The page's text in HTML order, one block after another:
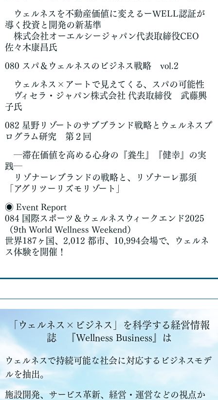
ウェルネスを不動産価値に変えるーWELL認証が
導く投資と開発の新基準
株式会社オーエルシージャパン代表取締役CEO
佐々木康昌氏
080 スパ＆ウェルネスのビジネス戦略 vol.2
ウェルネス×アートで見えてくる、スパの可能性
ヴィセラ・ジャパン株式会社 代表取締役 武藤興
子氏
082 星野リゾートのサブブランド戦略とウェルネスプ
ログラム研究 第２回
―滞在価値を高める心身の『養生』『健幸』の実
践―
リゾナーレブランドの戦略と、リゾナーレ那須
「アグリツーリズモリゾート」
◉ Event Report
084 国際スポーツ＆ウェルネスウィークエンド2025
（9th World Wellness Weekend）
世界187ヶ国、2,012 都市、10,994会場で、ウェルネ
ス体験を開催！
「ウェルネス×ビジネス」を科学する経営情報
誌 『Wellness Business』は
ウェルネスで持続可能な社会に対応するビジネスモデ
ルを抽出。
施設開発、サービス革新、経営・運営などの視点か